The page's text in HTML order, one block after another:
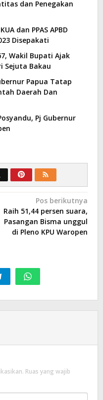
dan Penegakan
dan PPAS APBD
Disepakati
Wakil Bupati Ajak
Sejuta Bakau
Papua Tatap
Daerah Dan
Pj Gubernur
Pos berikutnya
Raih 51,44 persen suara,
Pasangan Bisma unggul
di Pleno KPU Waropen
Ruas yang wajib